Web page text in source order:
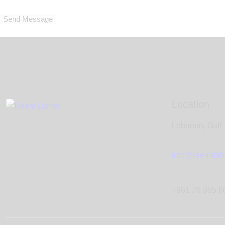
Send Message